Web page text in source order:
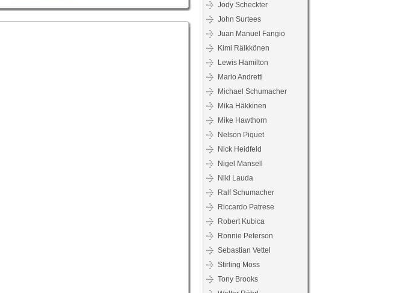
Jody Scheckter
John Surtees
Juan Manuel Fangio
Kimi Räikkönen
Lewis Hamilton
Mario Andretti
Michael Schumacher
Mika Häkkinen
Mike Hawthorn
Nelson Piquet
Nick Heidfeld
Nigel Mansell
Niki Lauda
Ralf Schumacher
Riccardo Patrese
Robert Kubica
Ronnie Peterson
Sebastian Vettel
Stirling Moss
Tony Brooks